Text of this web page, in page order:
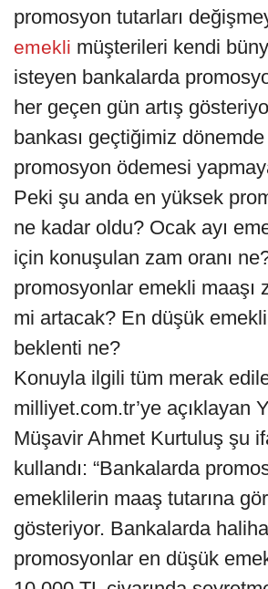
promosyon tutarları
emekli müşterileri kendi
isteyen bankalarda
her geçen gün artış
bankası geçtiğimiz
promosyon ödemesi
Peki şu anda en yüksek
ne kadar oldu? Ocak ayı
için konuşulan zam oranı
promosyonlar emekli maaşı
mi artacak? En düşük emekli
beklenti ne?
Konuyla ilgili tüm merak
milliyet.com.tr’ye açıklayan
Müşavir Ahmet Kurtuluş şu
kullandı: “Bankalarda
emeklilerin maaş tutarına
gösteriyor. Bankalarda
promosyonlar en düşük